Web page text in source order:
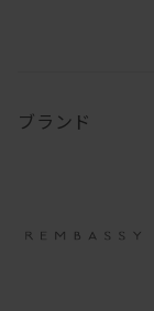
ブランド